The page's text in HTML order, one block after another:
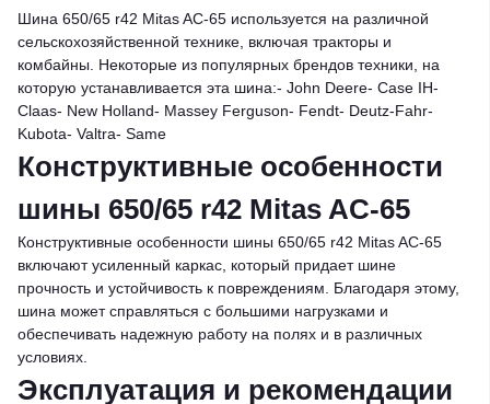
Шина 650/65 r42 Mitas AC-65 используется на различной
сельскохозяйственной технике, включая тракторы и
комбайны. Некоторые из популярных брендов техники, на
которую устанавливается эта шина:- John Deere- Case IH-
Claas- New Holland- Massey Ferguson- Fendt- Deutz-Fahr-
Kubota- Valtra- Same
Конструктивные особенности
шины 650/65 r42 Mitas AC-65
Конструктивные особенности шины 650/65 r42 Mitas AC-65
включают усиленный каркас, который придает шине
прочность и устойчивость к повреждениям. Благодаря этому,
шина может справляться с большими нагрузками и
обеспечивать надежную работу на полях и в различных
условиях.
Эксплуатация и рекомендации